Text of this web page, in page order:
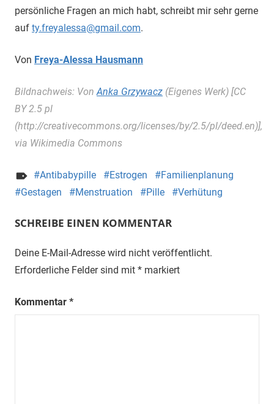
persönliche Fragen an mich habt, schreibt mir sehr gerne
auf ty.freyalessa@gmail.com.
Von Freya-Alessa Hausmann
Bildnachweis: Von Anka Grzywacz (Eigenes Werk) [CC
BY 2.5 pl
(http://creativecommons.org/licenses/by/2.5/pl/deed.en)],
via Wikimedia Commons
Antibabypille Estrogen
Familienplanung
Gestagen
Menstruation Pille Verhütung
SCHREIBE EINEN KOMMENTAR
Deine E-Mail-Adresse wird nicht veröffentlicht.
Erforderliche Felder sind mit * markiert
Kommentar *